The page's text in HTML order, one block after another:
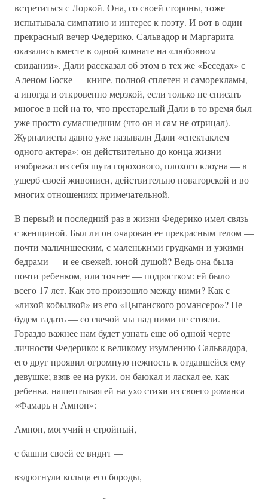
встретиться с Лоркой. Она, со своей стороны, тоже
испытывала симпатию и интерес к поэту. И вот в один
прекрасный вечер Федерико, Сальвадор и Маргарита
оказались вместе в одной комнате на «любовном
свидании». Дали рассказал об этом в тех же «Беседах» с
Аленом Боске — книге, полной сплетен и саморекламы,
а иногда и откровенно мерзкой, если только не списать
многое в ней на то, что престарелый Дали в то время был
уже просто сумасшедшим (что он и сам не отрицал).
Журналисты давно уже называли Дали «спектаклем
одного актера»: он действительно до конца жизни
изображал из себя шута горохового, плохого клоуна — в
ущерб своей живописи, действительно новаторской и во
многих отношениях примечательной.
В первый и последний раз в жизни Федерико имел связь
с женщиной. Был ли он очарован ее прекрасным телом —
почти мальчишеским, с маленькими грудками и узкими
бедрами — и ее свежей, юной душой? Ведь она была
почти ребенком, или точнее — подростком: ей было
всего 17 лет. Как это произошло между ними? Как с
«лихой кобылкой» из его «Цыганского романсеро»? Не
будем гадать — со свечой мы над ними не стояли.
Гораздо важнее нам будет узнать еще об одной черте
личности Федерико: к великому изумлению Сальвадора,
его друг проявил огромную нежность к отдавшейся ему
девушке; взяв ее на руки, он баюкал и ласкал ее, как
ребенка, нашептывая ей на ухо стихи из своего романса
«Фамарь и Амнон»:
Амнон, могучий и стройный,
с башни своей ее видит —
вздрогнули кольца его бороды,